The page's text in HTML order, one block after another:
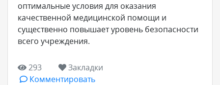
оптимальные условия для оказания
качественной медицинской помощи и
существенно повышает уровень безопасности
всего учреждения.
293
Закладки
Комментировать